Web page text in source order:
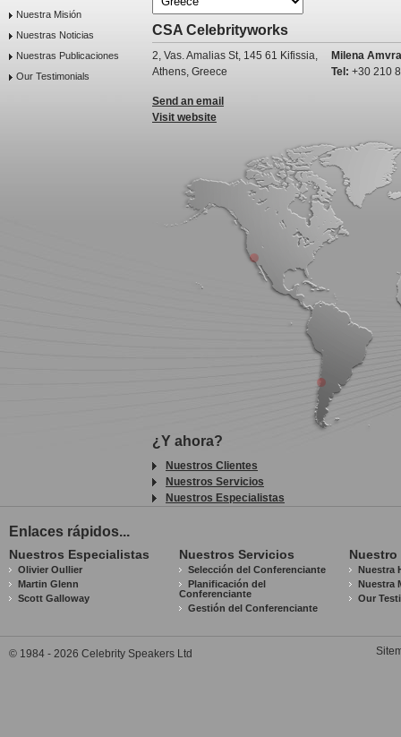
Nuestra Misión
Nuestras Noticias
Nuestras Publicaciones
Our Testimonials
CSA Celebrityworks
2, Vas. Amalias St, 145 61 Kifissia,
Athens, Greece
Milena
Tel: +30 210
Send an email
Visit website
¿Y ahora?
Nuestros Clientes
Nuestros Servicios
Nuestros Especialistas
Enlaces rápidos...
Nuestros Especialistas
Olivier Oullier
Martin Glenn
Scott Galloway
Nuestros Servicios
Selección del Conferenciante
Planificación del
Conferenciante
Gestión del Conferenciante
Nuestra
Nuestra
Our
© 1984 - 2026 Celebrity Speakers Ltd